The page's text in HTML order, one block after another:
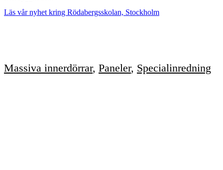
Läs vår nyhet kring Rödabergsskolan, Stockholm
Massiva innerdörrar, Paneler, Specialinredning